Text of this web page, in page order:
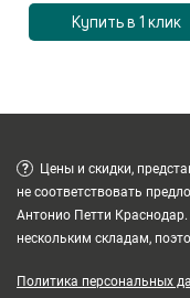
Купить в 1 клик
?
Цены и скидки,
не соответствовать
Антонио Петти
нескольким складам,
Политика персональных